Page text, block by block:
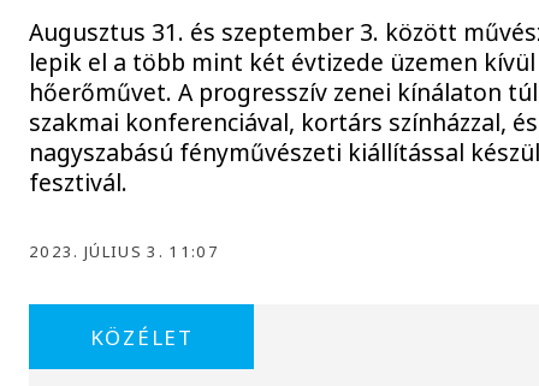
Augusztus 31. és szeptember 3. között
lepik el a több mint két évtizede üzemen
hőerőművet. A progresszív zenei kínálaton túl
szakmai konferenciával, kortárs színházzal, és
nagyszabású fényművészeti kiállítással
fesztivál.
2023. JÚLIUS 3. 11:07
KÖZÉLET